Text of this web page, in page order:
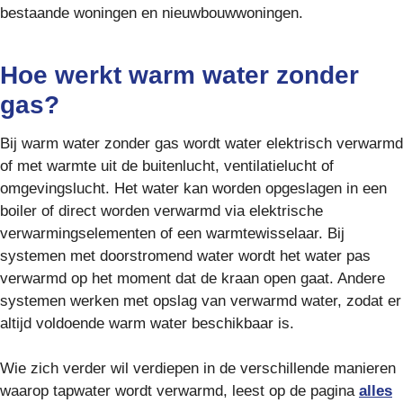
bestaande woningen en nieuwbouwwoningen.
Hoe werkt warm water zonder
gas?
Bij warm water zonder gas wordt water elektrisch verwarmd
of met warmte uit de buitenlucht, ventilatielucht of
omgevingslucht. Het water kan worden opgeslagen in een
boiler of direct worden verwarmd via elektrische
verwarmingselementen of een warmtewisselaar. Bij
systemen met doorstromend water wordt het water pas
verwarmd op het moment dat de kraan open gaat. Andere
systemen werken met opslag van verwarmd water, zodat er
altijd voldoende warm water beschikbaar is.
Wie zich verder wil verdiepen in de verschillende manieren
waarop tapwater wordt verwarmd, leest op de pagina alles